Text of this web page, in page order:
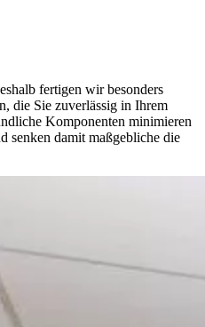
fertigen wir besonders
die Sie zuverlässig in Ihrem
Komponenten minimieren
senken damit maßgebliche die